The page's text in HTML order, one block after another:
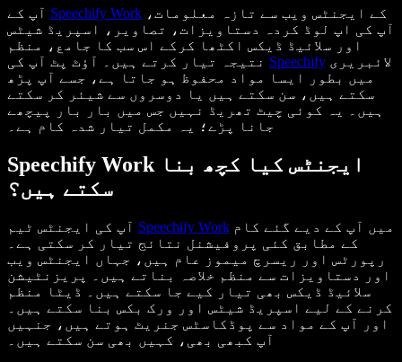
Speechify Work
آپ کی اپ لوڈ کردہ دستاویزات، تصاویر، اسپریڈ شیٹس
اور سلائیڈ ڈیکس اکٹھا کرکے اس سب کا جامع، منظم
Speechify
میں بطور ایسا مواد محفوظ ہو جاتا ہے، جسے آپ پڑھ
سکتے ہیں، سن سکتے ہیں یا دوسروں سے شیئر کر سکتے
ہیں۔ یہ کوئی چیٹ تھریڈ نہیں جس میں بار بار پیچھے
جانا پڑے؛ یہ مکمل تیار شدہ کام ہے۔
Speechify Work ایجنٹس کیا کچھ بنا
سکتے ہیں؟
Speechify Work
کے مطابق کئی پروفیشنل نتائج تیار کر سکتی ہے۔
رپورٹس اور ریسرچ میموز عام ہیں، جہاں ایجنٹس ویب
اور دستاویزات سے منظم خلاصہ بناتے ہیں۔ پریزنٹیشن
سلائیڈ ڈیکس بھی تیار کیے جا سکتے ہیں۔ ڈیٹا منظم
کرنے کے لیے اسپریڈ شیٹس اور ورک بکس بنا سکتے ہیں۔
اور آپ کے مواد سے پوڈکاسٹس جنریٹ ہوتے ہیں، جنہیں
آپ کبھی بھی، کہیں بھی سن سکتے ہیں۔